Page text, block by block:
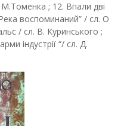
; 12. Впали дві
воспоминаний” / сл. О
/ сл. В. Куринського ;
індустрії “/ сл. Д.